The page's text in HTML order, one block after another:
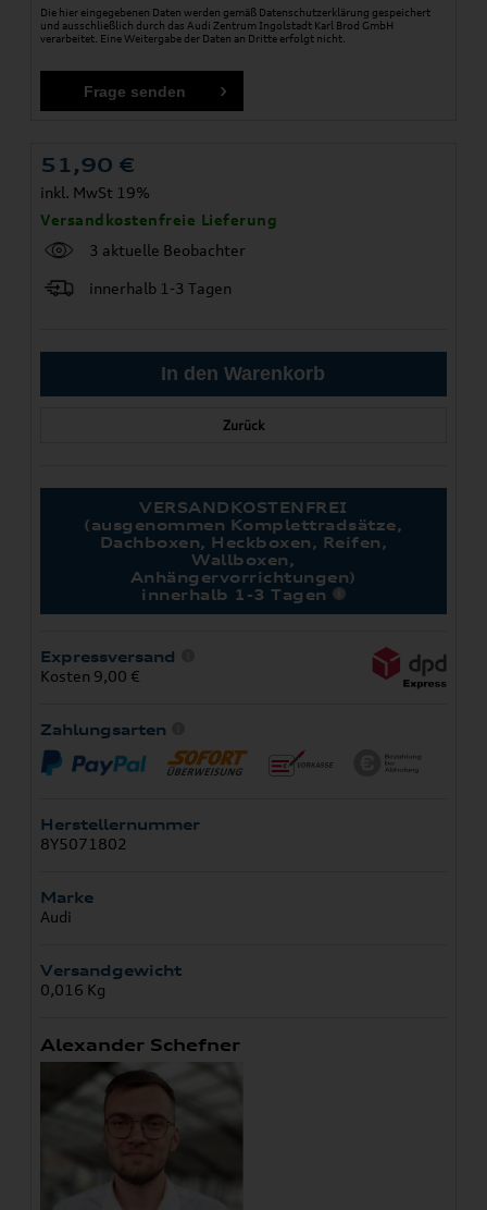
Die hier eingegebenen Daten werden gemäß Datenschutzerklärung gespeichert
und ausschließlich durch das Audi Zentrum Ingolstadt Karl Brod GmbH
verarbeitet. Eine Weitergabe der Daten an Dritte erfolgt nicht.
51,90 €
inkl. MwSt 19%
Versandkostenfreie Lieferung
3 aktuelle Beobachter
innerhalb 1-3 Tagen
Zurück
VERSANDKOSTENFREI
(ausgenommen Komplettradsätze,
Dachboxen, Heckboxen, Reifen,
Wallboxen,
Anhängervorrichtungen)
innerhalb 1-3 Tagen
Expressversand
Kosten 9,00 €
Zahlungsarten
Herstellernummer
8Y5071802
Marke
Audi
Versandgewicht
0,016 Kg
Alexander Schefner